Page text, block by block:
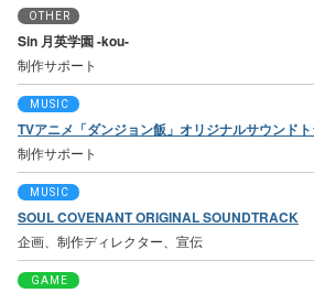
OTHER
Sin 月英学園 -kou-
制作サポート
MUSIC
TVアニメ「ダンジョン飯」オリジナルサウンド
制作サポート
MUSIC
SOUL COVENANT ORIGINAL SOUNDTRACK
企画、制作ディレクター、宣伝
GAME